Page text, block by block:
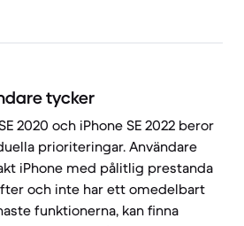
tycker
2020 och iPhone SE 2022 beror
prioriteringar. Användare
iPhone med pålitlig prestanda
och inte har ett omedelbart
funktionerna, kan finna